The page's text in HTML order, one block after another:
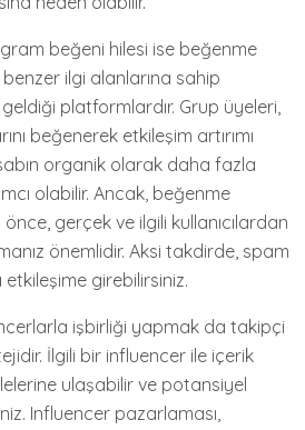
beğeni hilesi ise beğenme
benzer ilgi alanlarına sahip
geldiği platformlardır. Grup üyeleri,
beğenerek etkileşim artırımı
organik olarak daha fazla
olabilir. Ancak, beğenme
gerçek ve ilgili kullanıcılardan
önemlidir. Aksi takdirde, spam
girebilirsiniz.
işbirliği yapmak da takipçi
İlgili bir influencer ile içerik
ulaşabilir ve potansiyel
Influencer pazarlaması,